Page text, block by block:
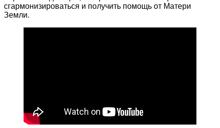
сгармонизироваться и получить помощь от Матери
Земли.